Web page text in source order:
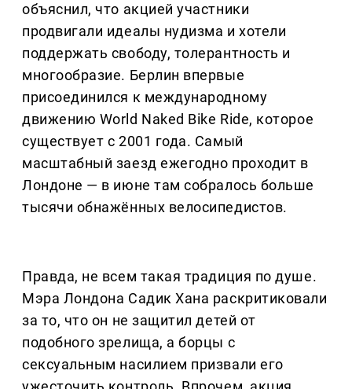
объяснил, что акцией участники
продвигали идеалы нудизма и хотели
поддержать свободу, толерантность и
многообразие. Берлин впервые
присоединился к международному
движению World Naked Bike Ride, которое
существует с 2001 года. Самый
масштабный заезд ежегодно проходит в
Лондоне — в июне там собралось больше
тысячи обнажённых велосипедистов.
Правда, не всем такая традиция по душе.
Мэра Лондона Садик Хана раскритиковали
за то, что он не защитил детей от
подобного зрелища, а борцы с
сексуальным насилием призвали его